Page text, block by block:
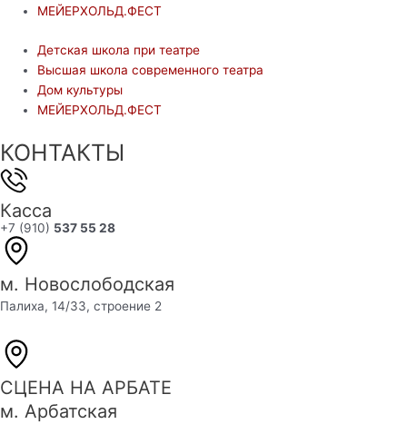
МЕЙЕРХОЛЬД.ФЕСТ
Детская школа при театре
Высшая школа современного театра
Дом культуры
МЕЙЕРХОЛЬД.ФЕСТ
КОНТАКТЫ
Касса
+7 (910) 537 55 28
м. Новослободская
Палиха, 14/33, строение 2
СЦЕНА НА АРБАТЕ
м. Арбатская